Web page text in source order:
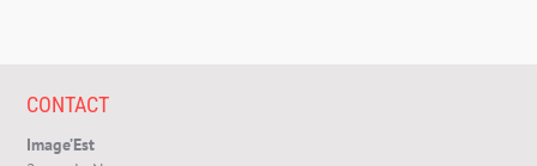
CONTACT
Image’Est